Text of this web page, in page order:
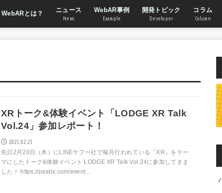
WebARとは？ ニュース
News
WebAR事例
Example
開発トピック
Developer
コラム
Column
XRトーク&体験イベント「LODGE XR Talk
Vol.24」参加レポート！
2025.02.25
先日2月20日（木）にLINEヤフー社で毎月行われている「XR」をテー
マにしたトーク&体験イベント LODGE XR Talk Vol.24に参加してきま
した️！ https://peatix.com/event…